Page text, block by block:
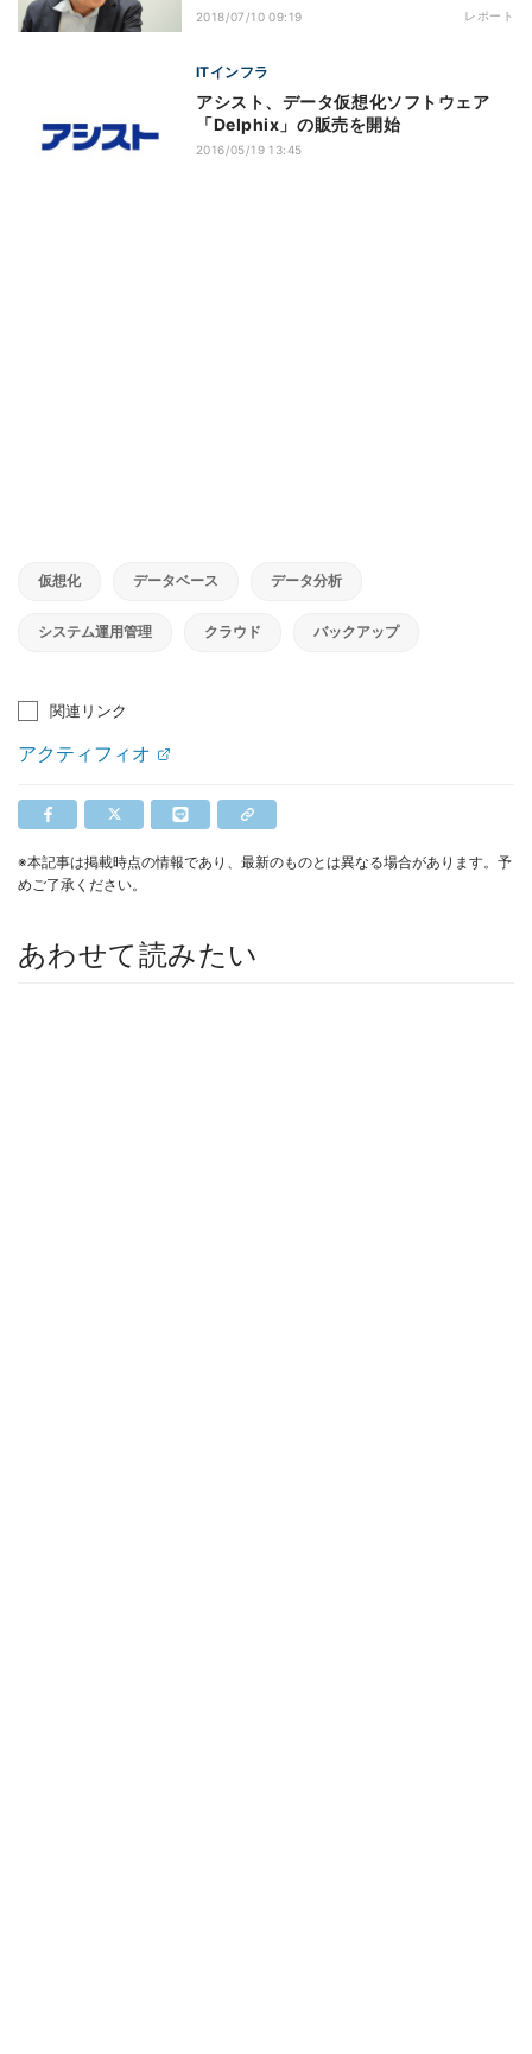
2018/07/10 09:19 レポート
ITインフラ
アシスト、データ仮想化ソフトウェア
「Delphix」の販売を開始
2016/05/19 13:45
仮想化 データベース データ分析
システム運用管理 クラウド バックアップ
関連リンク
アクティフィオ
※本記事は掲載時点の情報であり、最新のものとは異なる場合があります。予
めご了承ください。
あわせて読みたい